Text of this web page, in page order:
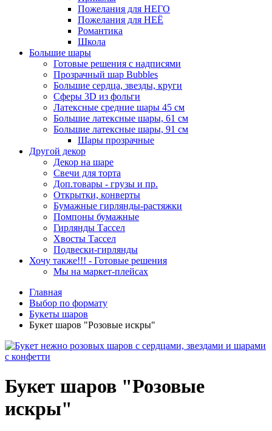
Пожелания для НЕГО
Пожелания для НЕЁ
Романтика
Школа
Большие шары
Готовые решения с надписями
Прозрачный шар Bubbles
Большие сердца, звезды, круги
Сферы 3D из фольги
Латексные средние шары 45 см
Большие латексные шары, 61 см
Большие латексные шары, 91 см
Шары прозрачные
Другой декор
Декор на шаре
Свечи для торта
Доп.товары - грузы и пр.
Открытки, конверты
Бумажные гирлянды-растяжки
Помпоны бумажные
Гирлянды Тассел
Хвосты Тассел
Подвески-гирлянды
Хочу также!!! - Готовые решения
Мы на маркет-плейсах
Главная
Выбор по формату
Букеты шаров
Букет шаров "Розовые искры"
Букет шаров "Розовые
искры"